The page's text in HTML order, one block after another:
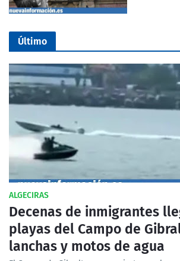
Último
ALGECIRAS
Decenas de inmigrantes
playas del Campo de
lanchas y motos de agua